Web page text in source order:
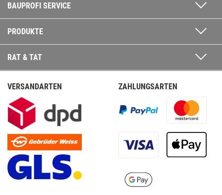
BAUPROFI SERVICE
PRODUKTE
RAT & TAT
VERSANDARTEN ZAHLUNGSARTEN